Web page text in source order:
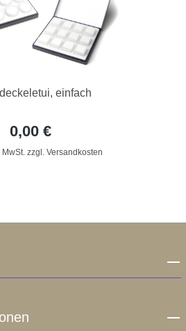
einfach
0,00 €
MwSt. zzgl. Versandkosten